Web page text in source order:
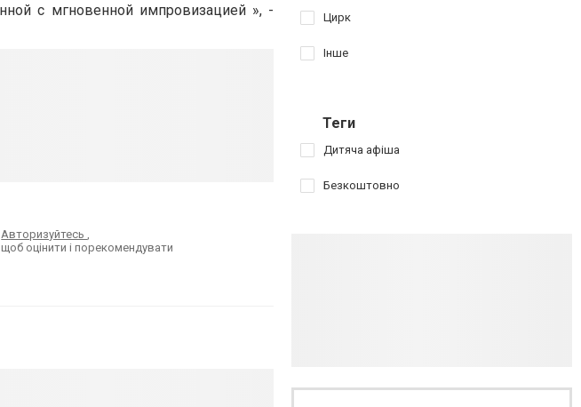
с мгновенной импровизацией », -
Авторизуйтесь
щоб оцінити і порекомендувати
Цирк
Інше
Теги
Дитяча афіша
Безкоштовно